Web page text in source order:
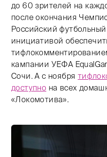
до 60 зрителей на
после окончания
Российский
инициативой
кампании УЕФА
Сочи. А с ноября
доступно на всех
«Локомотива».